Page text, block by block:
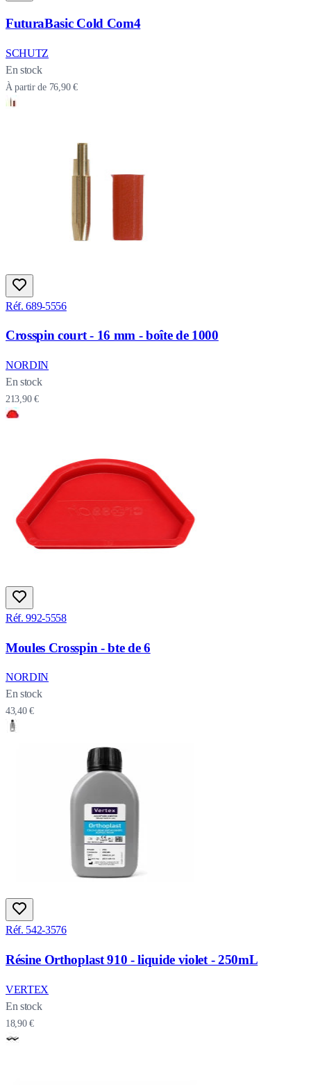
FuturaBasic Cold Com4
SCHUTZ
En stock
À partir de 76,90 €
Réf. 689-5556
Crosspin court - 16 mm - boîte de 1000
NORDIN
En stock
213,90 €
Réf. 992-5558
Moules Crosspin - bte de 6
NORDIN
En stock
43,40 €
Réf. 542-3576
Résine Orthoplast 910 - liquide violet - 250mL
VERTEX
En stock
18,90 €